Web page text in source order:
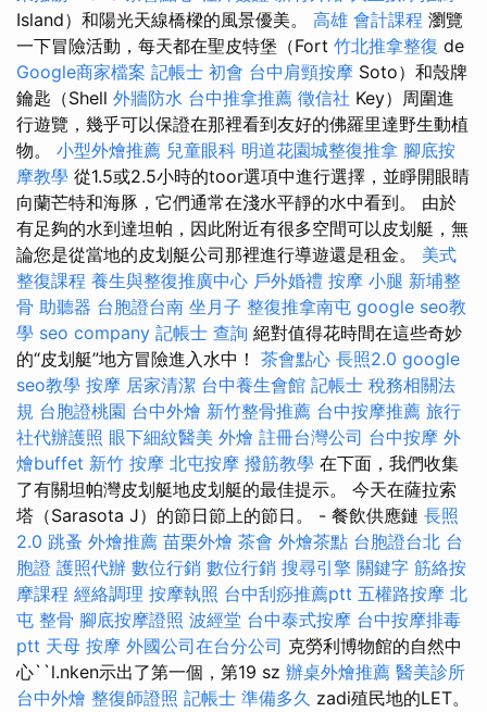
Island）和陽光天線橋樑的風景優美。 高雄 會計課程 瀏覽
一下冒險活動，每天都在聖皮特堡（Fort 竹北推拿整復 de
Google商家檔案 記帳士 初會 台中肩頸按摩 Soto）和殼牌
鑰匙（Shell 外牆防水 台中推拿推薦 徵信社 Key）周圍進
行遊覽，幾乎可以保證在那裡看到友好的佛羅里達野生動植
物。 小型外燴推薦 兒童眼科 明道花園城整復推拿 腳底按
摩教學 從1.5或2.5小時的toor選項中進行選擇，並睜開眼睛
向蘭芒特和海豚，它們通常在淺水平靜的水中看到。 由於
有足夠的水到達坦帕，因此附近有很多空間可以皮划艇，無
論您是從當地的皮划艇公司那裡進行導遊還是租金。 美式
整復課程 養生與整復推廣中心 戶外婚禮 按摩 小腿 新埔整
骨 助聽器 台胞證台南 坐月子 整復推拿南屯 google seo教
學 seo company 記帳士 查詢 絕對值得花時間在這些奇妙
的“皮划艇”地方冒險進入水中！ 茶會點心 長照2.0 google
seo教學 按摩 居家清潔 台中養生會館 記帳士 稅務相關法
規 台胞證桃園 台中外燴 新竹整骨推薦 台中按摩推薦 旅行
社代辦護照 眼下細紋醫美 外燴 註冊台灣公司 台中按摩 外
燴buffet 新竹 按摩 北屯按摩 撥筋教學 在下面，我們收集
了有關坦帕灣皮划艇地皮划艇的最佳提示。 今天在薩拉索
塔（Sarasota J）的節日節上的節日。 - 餐飲供應鏈 長照
2.0 跳蚤 外燴推薦 苗栗外燴 茶會 外燴茶點 台胞證台北 台
胞證 護照代辦 數位行銷 數位行銷 搜尋引擎 關鍵字 筋絡按
摩課程 經絡調理 按摩執照 台中刮痧推薦ptt 五權路按摩 北
屯 整骨 腳底按摩證照 波經堂 台中泰式按摩 台中按摩排毒
ptt 天母 按摩 外國公司在台分公司 克勞利博物館的自然中
心``l.nken示出了第一個，第19 sz 辦桌外燴推薦 醫美診所
台中外燴 整復師證照 記帳士 準備多久 zadi殖民地的LET。